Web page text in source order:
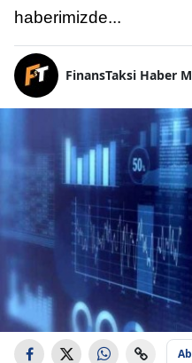
haberimizde...
FinansTaksi Haber